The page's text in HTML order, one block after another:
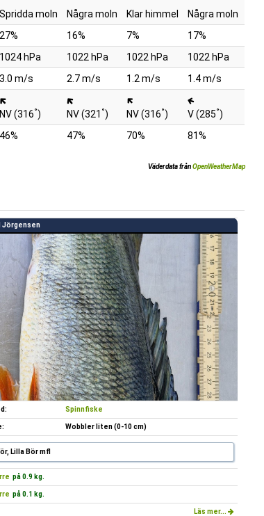
Spridda moln Några moln Klar himmel
Några moln
27% 16% 7%
17%
1024 hPa 1022 hPa 1022 hPa
1022 hPa
3.0 m/s 2.7 m/s 1.2 m/s
1.4 m/s
NV (316°) NV (321 °) NV (316°) V (285°)
46% 47% 70% 81%
Väderdata frånOpenWeatherMap
Jörgensen
Spinnfiske
Wobbler liten (0-10 cm)
Lilla Bör mfl
på 0.9 kg.
på 0.1 kg.
Läs mer...